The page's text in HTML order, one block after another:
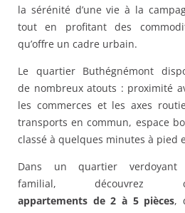
la sérénité d’une vie à la
tout en profitant des
qu’offre un cadre urbain.
Le quartier Buthégnémont
de nombreux atouts : proximité
les commerces et les axes
transports en commun, espace
classé à quelques minutes à pied
Dans un quartier
familial, découvrez
appartements de 2 à 5 pièces,